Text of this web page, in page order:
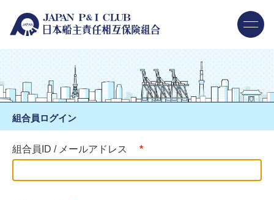
組合員ログイン
組合員ID / メールアドレス